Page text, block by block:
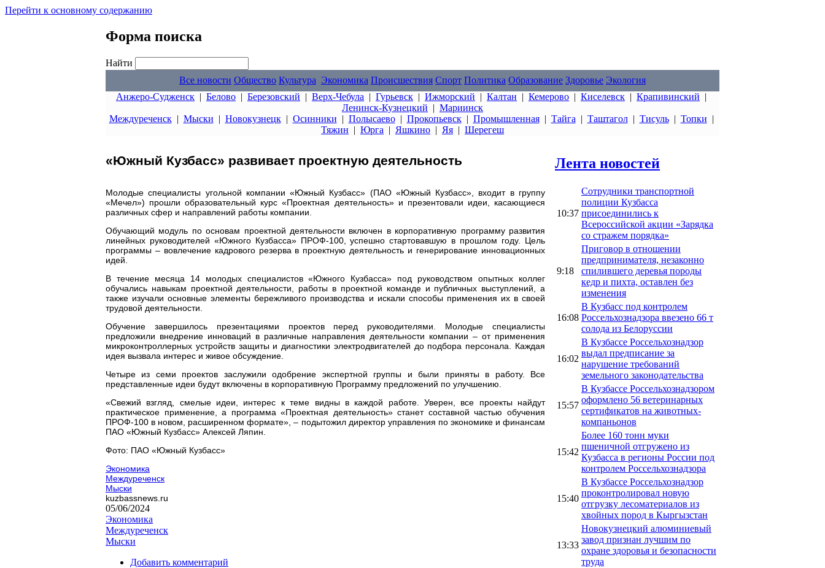
Перейти к основному содержанию
Форма поиска
Найти
Все новости Общество Культура Экономика Происшествия Спорт Политика Образование Здоровье Экология
Анжеро-Судженск | Белово | Березовский | Верх-Чебула | Гурьевск | Ижморский | Калтан | Кемерово | Киселевск | Крапивинский |
Ленинск-Кузнецкий | Мариинск
Междуреченск| Мыски | Новокузнецк| Осинники | Полысаево| Прокопьевск| Промышленная| Тайга | Таштагол| Тисуль| Топки |
Тяжин | Юрга | Яшкино | Яя | Шерегеш
«Южный Кузбасс» развивает проектную деятельность
Молодые специалисты угольной компании «Южный Кузбасс» (ПАО «Южный Кузбасс», входит в группу
«Мечел») прошли образовательный курс «Проектная деятельность» и презентовали идеи, касающиеся
различных сфер и направлений работы компании.
Обучающий модуль по основам проектной деятельности включен в корпоративную программу развития
линейных руководителей «Южного Кузбасса» ПРОФ-100, успешно стартовавшую в прошлом году. Цель
программы – вовлечение кадрового резерва в проектную деятельность и генерирование инновационных
идей.
В течение месяца 14 молодых специалистов «Южного Кузбасса» под руководством опытных коллег
обучались навыкам проектной деятельности, работы в проектной команде и публичных выступлений, а
также изучали основные элементы бережливого производства и искали способы применения их в своей
трудовой деятельности.
Обучение завершилось презентациями проектов перед руководителями. Молодые специалисты
предложили внедрение инноваций в различные направления деятельности компании – от применения
микроконтроллерных устройств защиты и диагностики электродвигателей до подбора персонала. Каждая
идея вызвала интерес и живое обсуждение.
Четыре из семи проектов заслужили одобрение экспертной группы и были приняты в работу. Все
представленные идеи будут включены в корпоративную Программу предложений по улучшению.
«Свежий взгляд, смелые идеи, интерес к теме видны в каждой работе. Уверен, все проекты найдут
практическое применение, а программа «Проектная деятельность» станет составной частью обучения
ПРОФ-100 в новом, расширенном формате», – подытожил директор управления по экономике и финансам
ПАО «Южный Кузбасс» Алексей Ляпин.
Фото: ПАО «Южный Кузбасс»
Экономика
Междуреченск
Мыски
kuzbassnews.ru
05/06/2024
Экономика
Междуреченск
Мыски
Добавить комментарий
Лента новостей
10:37
Сотрудники транспортной
полиции Кузбасса
присоединились к
Всероссийской акции «Зарядка
со стражем порядка»
9:18
Приговор в отношении
предпринимателя, незаконно
спилившего деревья породы
кедр и пихта, оставлен без
изменения
16:08
В Кузбасс под контролем
Россельхознадзора ввезено 66 т
солода из Белоруссии
16:02
В Кузбассе Россельхознадзор
выдал предписание за
нарушение требований
земельного законодательства
15:57
В Кузбассе Россельхознадзором
оформлено 56 ветеринарных
сертификатов на животных-
компаньонов
15:42
Более 160 тонн муки
пшеничной отгружено из
Кузбасса в регионы России под
контролем Россельхознадзора
15:40
В Кузбассе Россельхознадзор
проконтролировал новую
отгрузку лесоматериалов из
хвойных пород в Кыргызстан
13:33
Новокузнецкий алюминиевый
завод признан лучшим по
охране здоровья и безопасности
труда